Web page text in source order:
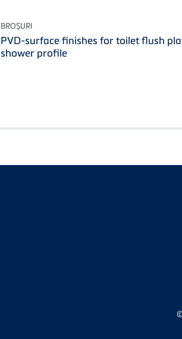
BROŞURI
PVD-surface finishes for toilet flush
shower profile